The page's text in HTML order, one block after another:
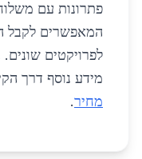
פתרונות עם
המאפשרים לקבל
לפרויקטים
מידע נוסף דרך
מחיר.